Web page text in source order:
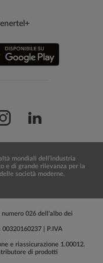
mondiali dell’industria
e di grande rilevanza per la
società moderne.
026 dell'albo dei
| P.IVA
e riassicurazione 1.00012.
di prodotti